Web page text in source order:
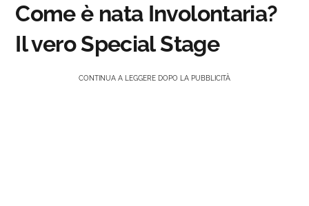
Come è nata Involontaria?
Il vero Special Stage
CONTINUA A LEGGERE DOPO LA PUBBLICITÀ